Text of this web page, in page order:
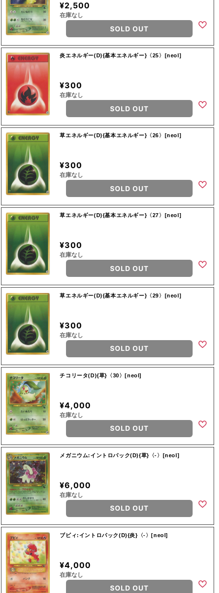
¥2,500
在庫なし
SOLD OUT
炎エネルギー(D){基本エネルギー}〈25〉[neoI]
¥300
在庫なし
SOLD OUT
草エネルギー(D){基本エネルギー}〈26〉[neoI]
¥300
在庫なし
SOLD OUT
草エネルギー(D){基本エネルギー}〈27〉[neoI]
¥300
在庫なし
SOLD OUT
草エネルギー(D){基本エネルギー}〈29〉[neoI]
¥300
在庫なし
SOLD OUT
チコリータ(D){草}〈30〉[neoI]
¥4,000
在庫なし
SOLD OUT
メガニウム:イントロパック(D){草}〈-〉[neoI]
¥6,000
在庫なし
SOLD OUT
ブビィ:イントロパック(D){炎}〈-〉[neoI]
¥4,000
在庫なし
SOLD OUT